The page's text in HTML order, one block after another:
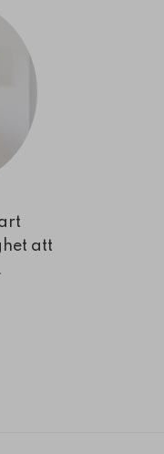
att